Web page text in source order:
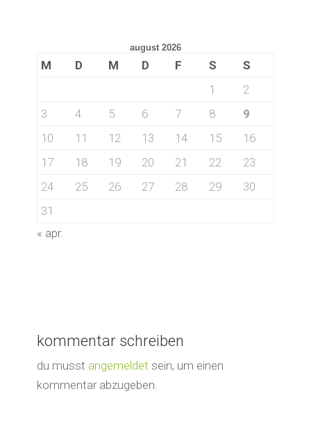
august 2026
M D M D F S
S
1
2
3
4 5 6 7 8
9
10
11 12 13 14 15
16
17
18 19 20 21 22
23
24
25 26 27 28 29
30
31
« apr.
kommentar schreiben
du musst angemeldet sein, um einen
kommentar abzugeben.